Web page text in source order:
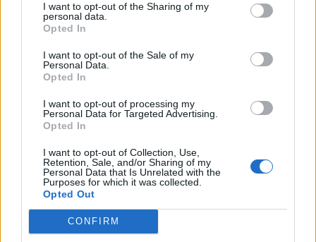
I want to opt-out of the Sharing of my
personal data.
Opted In
I want to opt-out of the Sale of my
Personal Data.
Opted In
I want to opt-out of processing my
Personal Data for Targeted Advertising.
Opted In
I want to opt-out of Collection, Use,
Retention, Sale, and/or Sharing of my
Personal Data that Is Unrelated with the
Purposes for which it was collected.
Opted Out
CONFIRM
Se busca el desarrollo de la smart city o ciudad
inteligente
En 2019, el Día Mundial de las Ciudades
se centró en
cómo la tecnología puede usarse para mejorar la
calidad de vida y el medio ambiente en las
ciudades. Se trata de desarrollar el concepto de una
ciudad inteligente
Una ciudad inteligente es una ciudad centrada en el
bienestar del ser humano, habitable, que cuida de
la naturaleza, que propicia intercambios
económicos de mucho valor, y que todo ello va
enfocado a hacer mejor la vida para sus habitantes.